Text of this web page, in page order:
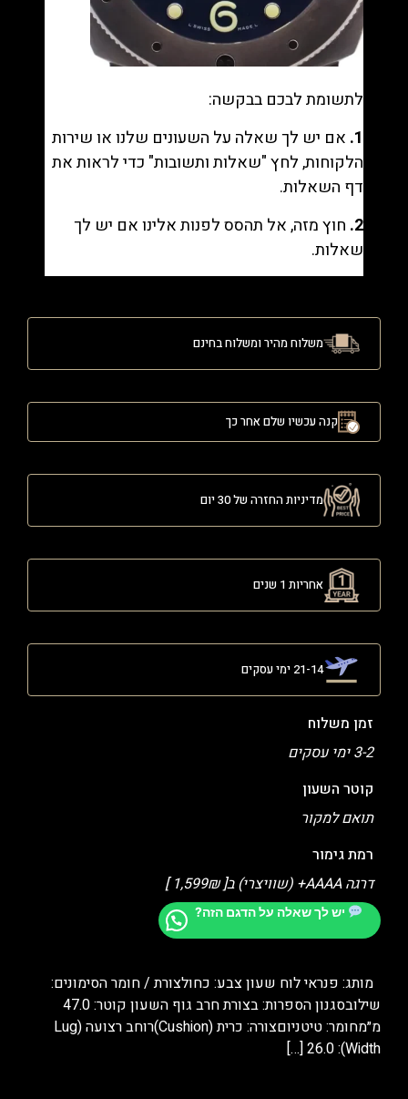
לתשומת לבכם בבקשה:
1. אם יש לך שאלה על השעונים שלנו או שירות
הלקוחות, לחץ "שאלות ותשובות" כדי לראות את
דף השאלות.
2. חוץ מזה, אל תהסס לפנות אלינו אם יש לך
שאלות.
משלוח מהיר ומשלוח בחינם
קנה עכשיו שלם אחר כך
מדיניות החזרה של 30 יום
אחריות 1 שנים
21-14 ימי עסקים
זמן משלוח
3-2 ימי עסקים
קוטר השעון
תואם למקור
רמת גימור
דרגה AAAA+ (שוויצרי) ב[ 1,599₪ ]
יש לך שאלה על הדגם הזה?
מותג: פנראי לוח שעון צבע: כחולצורת / חומר הסימונים:
שילובסגנון הספרות: בצורת חרב גוף השעון קוטר: ‎47.0
מ״מ‎חומר: טיטניוםצורה: כרית (Cushion)רוחב רצועה (Lug
Width): ‎26.0
[…]